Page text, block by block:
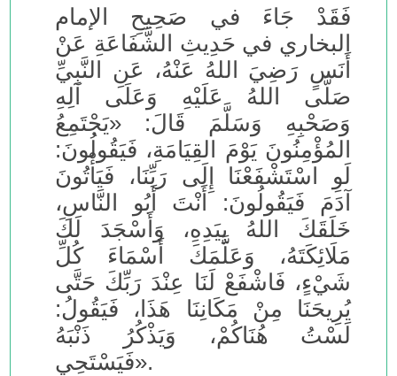
فَقَدْ جَاءَ في صَحِيحِ الإمام
البخاري في حَدِيثِ الشَّفَاعَةِ عَنْ
أَنَسٍ رَضِيَ اللهُ عَنْهُ، عَنِ النَّبِيِّ
صَلَّى اللهُ عَلَيْهِ وَعَلَى آلِهِ
وَصَحْبِهِ وَسَلَّمَ قَالَ: «يَجْتَمِعُ
المُؤْمِنُونَ يَوْمَ القِيَامَةِ، فَيَقُولُونَ:
لَوِ اسْتَشْفَعْنَا إِلَى رَبِّنَا، فَيَأْتُونَ
آدَمَ فَيَقُولُونَ: أَنْتَ أَبُو النَّاسِ،
خَلَقَكَ اللهُ بِيَدِهِ، وَأَسْجَدَ لَكَ
مَلَائِكَتَهُ، وَعَلَّمَكَ أَسْمَاءَ كُلِّ
شَيْءٍ، فَاشْفَعْ لَنَا عِنْدَ رَبِّكَ حَتَّى
يُرِيحَنَا مِنْ مَكَانِنَا هَذَا، فَيَقُولُ:
لَسْتُ هُنَاكُمْ، وَيَذْكُرُ ذَنْبَهُ
فَيَسْتَحِي».